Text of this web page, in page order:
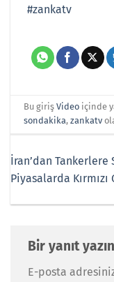
#zankatv
Bu girişVideo içinde
sondakika,zankatv
İran’dan Tankerlere
Piyasalarda Kırmızı
Bir yanıt yazın
E-posta